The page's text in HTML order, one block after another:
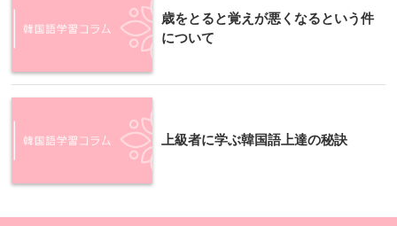
歳をとると覚えが悪くなるという件
について
上級者に学ぶ韓国語上達の秘訣